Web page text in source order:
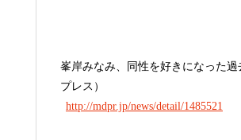
峯岸みなみ、同性を好きになった
プレス）
http://mdpr.jp/news/detail/1485521